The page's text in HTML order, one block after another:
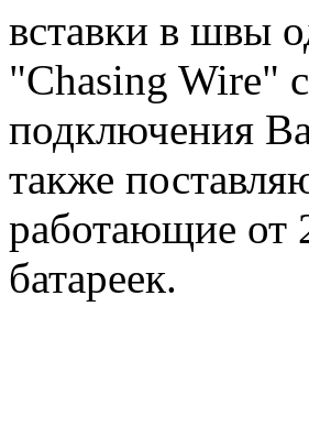
вставки в швы
"Chasing Wire"
подключения
также
работающие от
батареек.